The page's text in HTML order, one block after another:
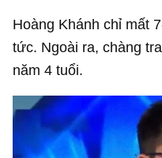
Hoàng Khánh chỉ mất
tức. Ngoài ra, chàng
năm 4 tuổi.